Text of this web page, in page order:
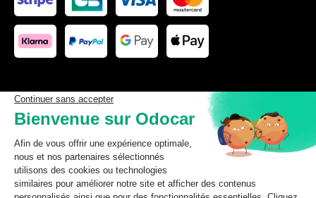
Les données affichées ici, particulièrement la base de donnée
complète, ne doivent pas être copiées. Il est interdit d’exploiter les
données ou la base de données complète, de laisser un tiers les
exploiter, ni de les rendre accessible à un tiers, sans accord
préalable de TecDoc. Toute infraction constitue une violation des
droits d’auteur et fera l’objet de poursuites.